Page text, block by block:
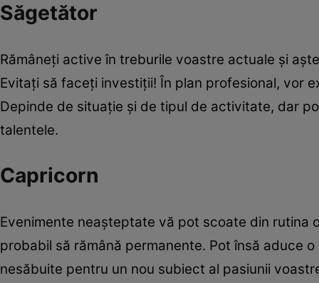
Săgetător
Rămâneţi active în treburile voastre actuale şi
Evitaţi să faceţi investiţii! În plan profesional, vor
Depinde de situaţie şi de tipul de activitate, dar
talentele.
Capricorn
Evenimente neaşteptate vă pot scoate din rutina
probabil să rămână permanente. Pot însă aduce
nesăbuite pentru un nou subiect al pasiunii